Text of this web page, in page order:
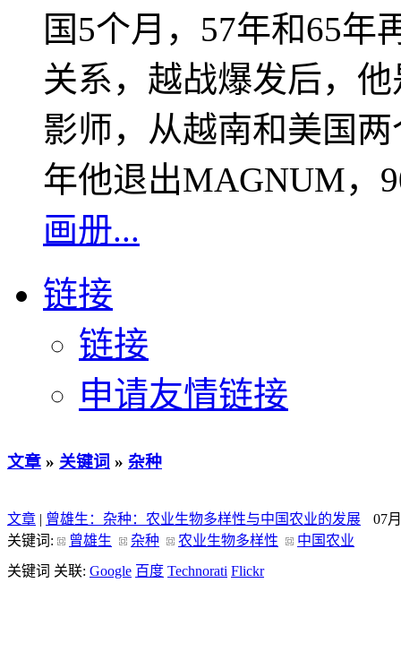
国5个月，57年和65年
关系，越战爆发后，
影师，从越南和美国
年他退出MAGNUM，
画册...
链接
链接
申请友情链接
文章 » 关键词 » 杂种
文章 | 曾雄生：杂种：农业生物多样性与中国农业的发展
07
关键词:
曾雄生 杂种 农业生物多样性
中国农业
关键词 关联: Google 百度 Technorati Flickr